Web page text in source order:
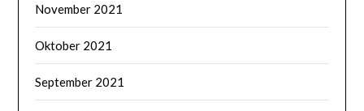
November 2021
Oktober 2021
September 2021